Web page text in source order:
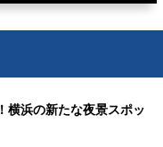
横浜の新たな夜景スポッ